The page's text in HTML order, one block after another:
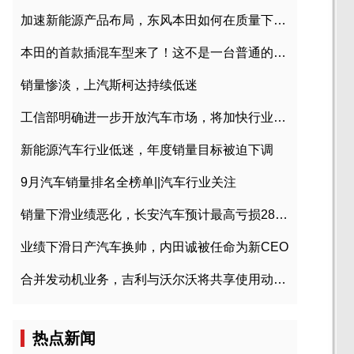
加速新能源产品布局，东风本田如何在质量下转型？
本田的首款插混车型来了！这不是一台普通的CR-V
销量惨淡，上汽斯柯达持续低迷
工信部明确进一步开放汽车市场，将加快行业兼并重组
新能源汽车行业低迷，年度销量目标被迫下调
9月汽车销量排名全榜单||汽车行业关注
销量下滑业绩恶化，长安汽车预计最高亏损28亿元
业绩下滑日产汽车换帅，内田诚被任命为新CEO
合并发动机业务，吉利与沃尔沃将共享使用动力总成
热点新闻